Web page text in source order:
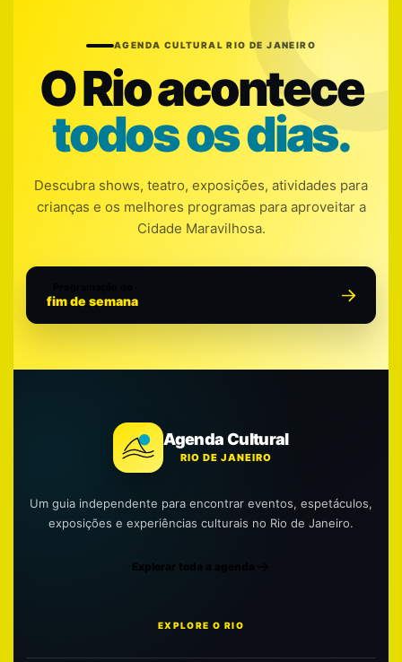
AGENDA CULTURAL RIO DE JANEIRO
O Rio acontece
todos os dias.
Descubra shows, teatro, exposições, atividades para
crianças e os melhores programas para aproveitar a
Cidade Maravilhosa.
fim de semana
Agenda Cultural
RIO DE JANEIRO
Um guia independente para encontrar eventos, espetáculos,
exposições e experiências culturais no Rio de Janeiro.
Explorar toda a agenda
EXPLORE O RIO